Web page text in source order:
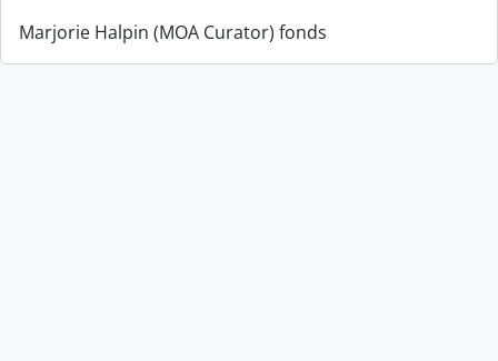
Marjorie Halpin (MOA Curator) fonds